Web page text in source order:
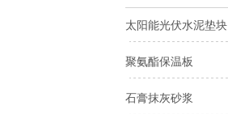
太阳能光伏水泥垫块
聚氨酯保温板
石膏抹灰砂浆